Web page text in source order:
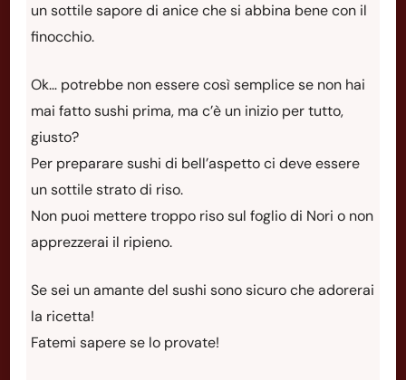
un sottile sapore di anice che si abbina bene con il
finocchio.
Ok… potrebbe non essere così semplice se non hai
mai fatto sushi prima, ma c’è un inizio per tutto,
giusto?
Per preparare sushi di bell’aspetto ci deve essere
un sottile strato di riso.
Non puoi mettere troppo riso sul foglio di Nori o non
apprezzerai il ripieno.
Se sei un amante del sushi sono sicuro che adorerai
la ricetta!
Fatemi sapere se lo provate!